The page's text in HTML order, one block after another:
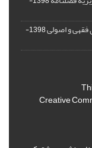
و اصولی
1398-
Creative